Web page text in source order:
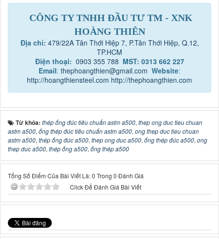
CÔNG TY TNHH ĐẦU TƯ TM - XNK
HOÀNG THIÊN
Địa chỉ: 479/22A Tân Thới Hiệp 7, P.Tân Thới Hiệp, Q.12,
TP.HCM
Điện thoại: 0903 355 788 MST: 0313 662 227
Email: thephoangthien@gmail.com Website:
http://hoangthiensteel.com http://thephoangthien.com
Từ khóa: thép ống đúc tiêu chuẩn astm a500, thep ong duc tieu chuan
astm a500, ống thép đúc tiêu chuẩn astm a500, ong thep duc tieu chuan
astm a500, thép ống đúc a500, thep ong duc a500, ống thép đúc a500, ong
thep duc a500, thép ống a500, ống thép a500
Tổng Số Điểm Của Bài Viết Là: 0 Trong 0 Đánh Giá
Click Để Đánh Giá Bài Viết